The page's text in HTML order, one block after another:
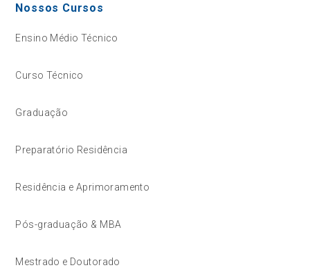
Nossos Cursos
Ensino Médio Técnico
Curso Técnico
Graduação
Preparatório Residência
Residência e Aprimoramento
Pós-graduação & MBA
Mestrado e Doutorado